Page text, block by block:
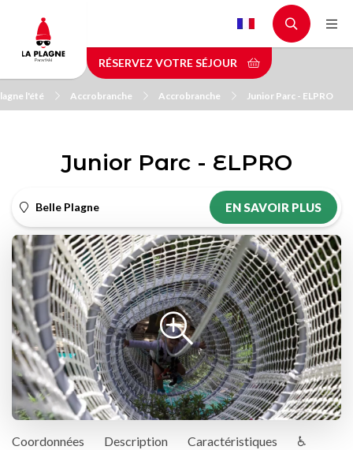
contenu
principal
RÉSERVEZ VOTRE SÉJOUR
l'été Accrobranche Accrobranche Junior Parc - ELPRO
Junior Parc - ELPRO
Belle Plagne EN SAVOIR PLUS
Coordonnées Description Caractéristiques
♿